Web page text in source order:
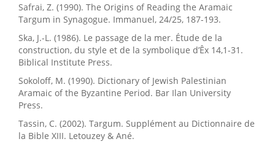
Safrai, Z. (1990). The Origins of Reading the Aramaic
Targum in Synagogue. Immanuel, 24/25, 187-193.
Ska, J.-L. (1986). Le passage de la mer. Étude de la
construction, du style et de la symbolique d’Êx 14,1-31.
Biblical Institute Press.
Sokoloff, M. (1990). Dictionary of Jewish Palestinian
Aramaic of the Byzantine Period. Bar Ilan University
Press.
Tassin, C. (2002). Targum. Supplément au Dictionnaire de
la Bible XIII. Letouzey & Ané.